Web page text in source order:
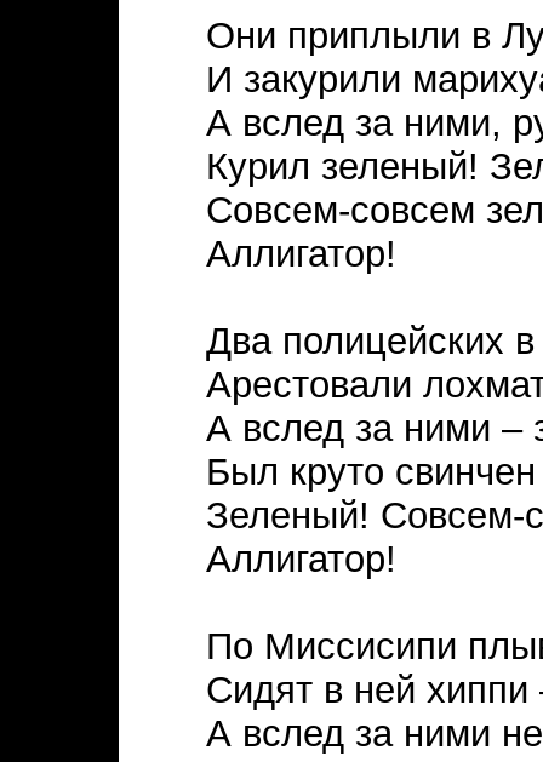
Они приплыли в
И закурили
А вслед за ними,
Курил зеленый!
Совсем-совсем
Аллигатор!
Два полицейских
Арестовали
А вслед за ними –
Был круто свинчен
Зеленый! Совсем-
Аллигатор!
По Миссисипи
Сидят в ней хиппи
А вслед за ними